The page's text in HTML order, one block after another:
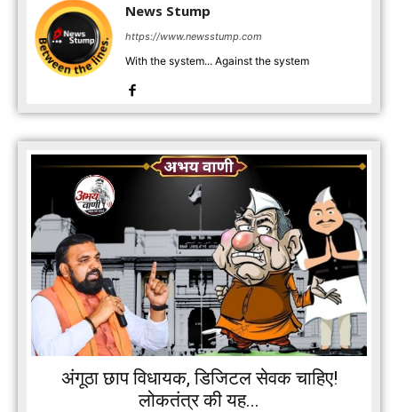
News Stump
https://www.newsstump.com
With the system... Against the system
अंगूठा छाप विधायक, डिजिटल सेवक चाहिए!
लोकतंत्र की यह...